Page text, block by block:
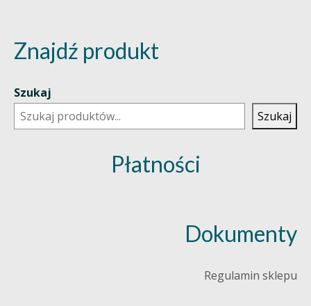
Znajdź produkt
Szukaj
Szukaj
Płatności
Dokumenty
Regulamin sklepu